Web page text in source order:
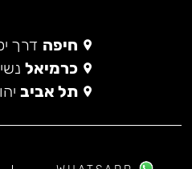
חיפה דרך יפו
כרמיאל
תל אביב